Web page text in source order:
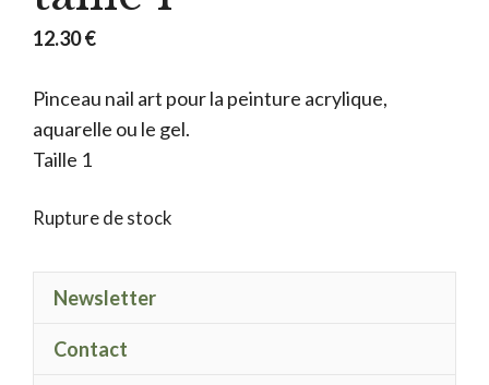
12.30€
Pinceau nail art pour la peinture acrylique,
aquarelle ou le gel.
Taille 1
Rupture de stock
Newsletter
Contact